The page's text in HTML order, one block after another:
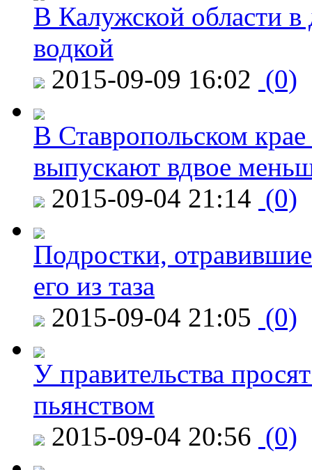
В Калужской области в
водкой
2015-09-09 16:02 (0)
В Ставропольском
выпускают вдвое
2015-09-04 21:14 (0)
Подростки,
его из таза
2015-09-04 21:05 (0)
У правительства
пьянством
2015-09-04 20:56 (0)